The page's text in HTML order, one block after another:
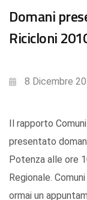
Domani
Ricicloni
8 Dicembre
Il rapporto
presentato
Potenza alle ore
Regionale.
ormai un